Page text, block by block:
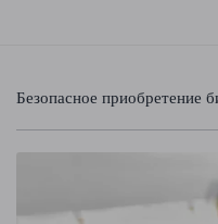
Безопасное приобретение